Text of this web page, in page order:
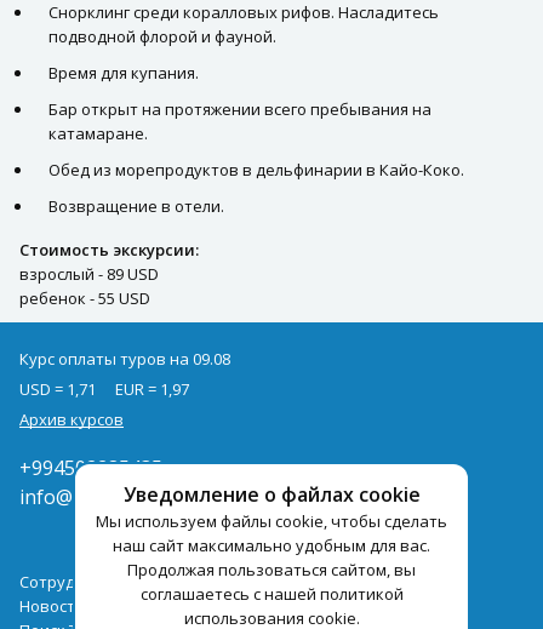
Снорклинг среди коралловых рифов. Насладитесь
подводной флорой и фауной.
Время для купания.
Бар открыт на протяжении всего пребывания на
катамаране.
Обед из морепродуктов в дельфинарии в Кайо-Коко.
Возвращение в отели.
Стоимость экскурсии:
взрослый - 89 USD
ребенок - 55 USD
Уведомление о файлах cookie
Мы используем файлы cookie, чтобы сделать
наш сайт максимально удобным для вас.
Продолжая пользоваться сайтом, вы
соглашаетесь с нашей политикой
использования cookie.
Курс оплаты туров на 09.08
USD = 1,71
EUR = 1,97
Архив курсов
+994502285435
info@pegast.az
Сотрудничество
Новости